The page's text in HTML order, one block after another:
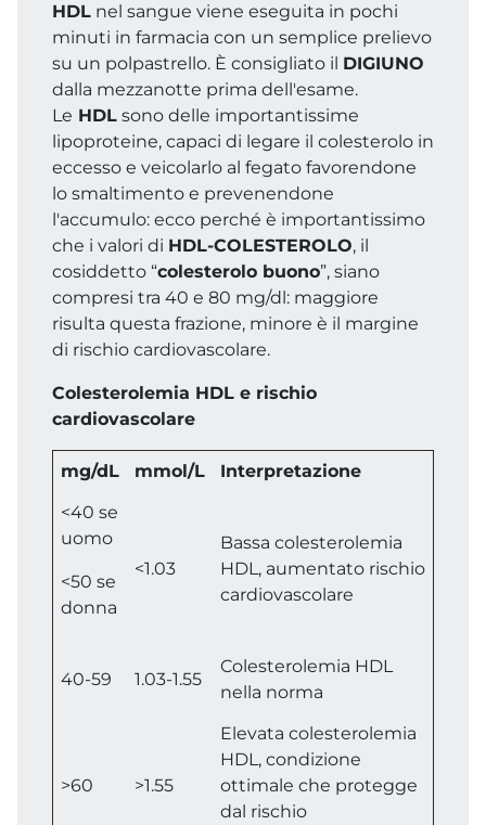
HDL nel sangue viene eseguita in pochi
minuti in farmacia con un semplice prelievo
su un polpastrello. È consigliato il DIGIUNO
dalla mezzanotte prima dell'esame.
Le HDL sono delle importantissime
lipoproteine, capaci di legare il colesterolo in
eccesso e veicolarlo al fegato favorendone
lo smaltimento e prevenendone
l'accumulo: ecco perché è importantissimo
che i valori di HDL-COLESTEROLO, il
cosiddetto “colesterolo buono”, siano
compresi tra 40 e 80 mg/dl: maggiore
risulta questa frazione, minore è il margine
di rischio cardiovascolare.
Colesterolemia HDL e rischio
cardiovascolare
mg/dL mmol/L
Interpretazione
<40 se
uomo
<50 se
donna
<1.03
Bassa colesterolemia
HDL, aumentato rischio
cardiovascolare
40-59 1.03-1.55
Colesterolemia HDL
nella norma
>60 >1.55
Elevata colesterolemia
HDL, condizione
ottimale che protegge
dal rischio